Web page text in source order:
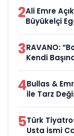
2Ali Emre
Büyükelçi
3RAVANO:
Kendi
4Bullas &
ile Tarz
5Türk
Usta İsmi